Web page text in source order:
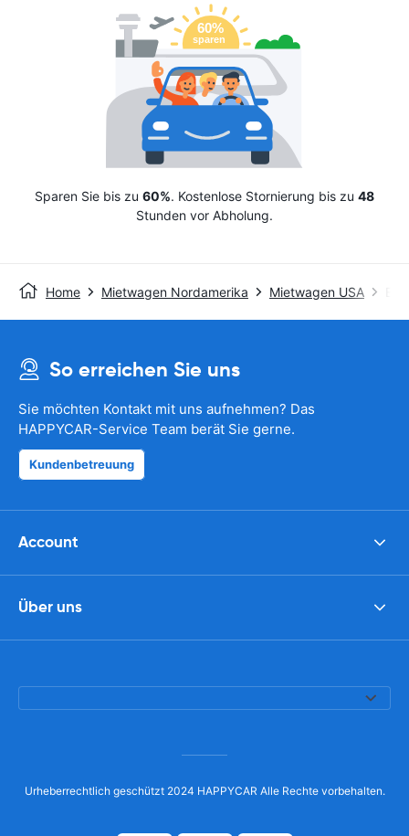
Sparen Sie bis zu 60%. Kostenlose Stornierung bis zu 48
Stunden vor Abholung.
Home Mietwagen Nordamerika Mietwagen USA
So erreichen Sie uns
Sie möchten Kontakt mit uns aufnehmen? Das
HAPPYCAR-Service Team berät Sie gerne.
Kundenbetreuung
Account
Über uns
Urheberrechtlich geschützt 2024 HAPPYCAR Alle Rechte vorbehalten.